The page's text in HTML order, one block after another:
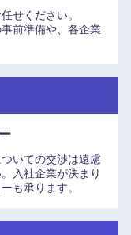
せください。
前準備や、各企業
いての交渉は遠慮
入社企業が決まり
も承ります。